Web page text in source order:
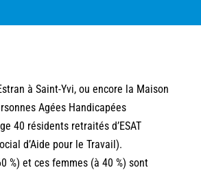
à Saint-Yvi, ou encore la Maison
Agées Handicapées
40 résidents retraités d’ESAT
d’Aide pour le Travail).
%) et ces femmes (à 40 %) sont